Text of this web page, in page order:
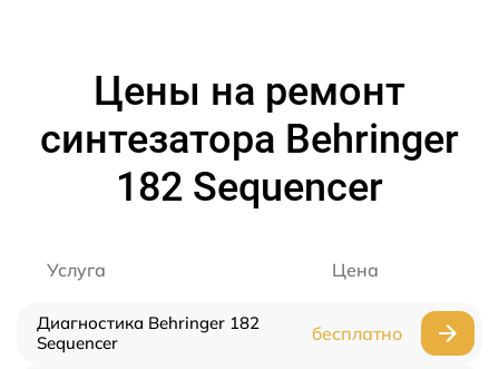
Цены на ремонт
синтезатора Behringer
182 Sequencer
Услуга Цена
Диагностика Behringer 182
Sequencer
бесплатно